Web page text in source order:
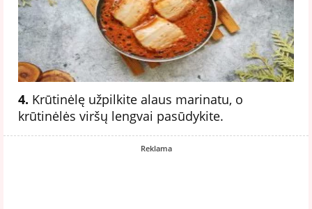
4. Krūtinėlę užpilkite alaus marinatu, o
krūtinėlės viršų lengvai pasūdykite.
Reklama